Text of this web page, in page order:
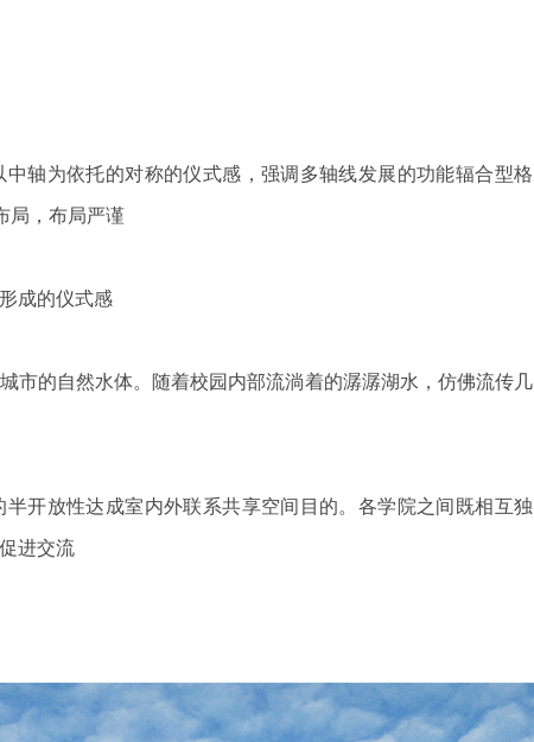
轴为依托的对称的仪式感，强调多轴线发展的功能辐合型格
局，布局严谨
成的仪式感
市的自然水体。随着校园内部流淌着的潺潺湖水，仿佛流传几
开放性达成室内外联系共享空间目的。各学院之间既相互独
进交流